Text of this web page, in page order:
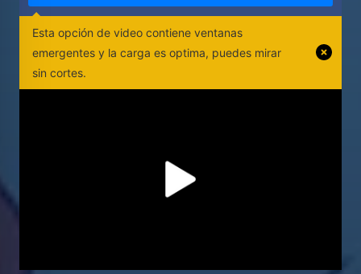
Esta opción de video contiene ventanas
emergentes y la carga es optima, puedes mirar
sin cortes.